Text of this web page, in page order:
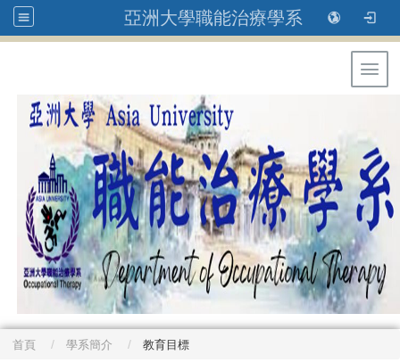
亞洲大學職能治療學系
首頁 學系簡介 教育目標